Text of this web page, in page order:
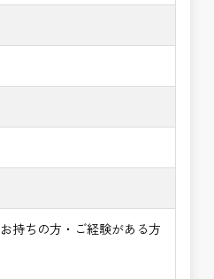
持ちの方・ご経験がある方